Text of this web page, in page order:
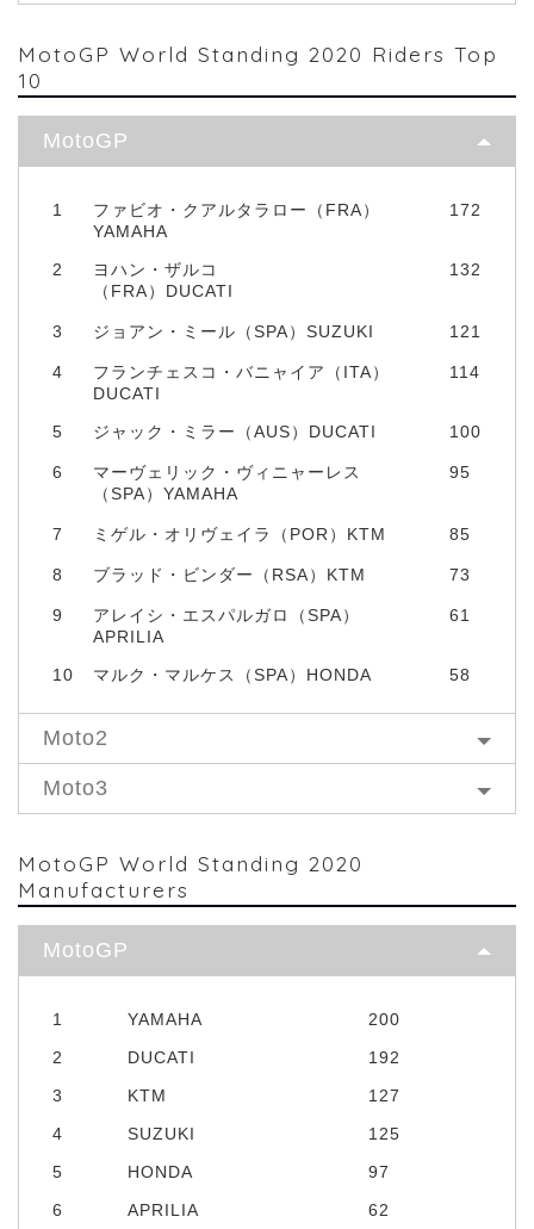
MotoGP World Standing 2020 Riders Top
10
MotoGP
1
ファビオ・クアルタラロー（FRA）
YAMAHA
172
2
ヨハン・ザルコ
（FRA）DUCATI
132
3 ジョアン・ミール（SPA）SUZUKI 121
4
フランチェスコ・バニャイア（ITA）
DUCATI
114
5 ジャック・ミラー（AUS）DUCATI 100
6
マーヴェリック・ヴィニャーレス
（SPA）YAMAHA
95
7 ミゲル・オリヴェイラ（POR）KTM 85
8 ブラッド・ビンダー（RSA）KTM 73
9
アレイシ・エスパルガロ（SPA）
APRILIA
61
10 マルク・マルケス（SPA）HONDA 58
Moto2
Moto3
MotoGP World Standing 2020
Manufacturers
MotoGP
1 YAMAHA
200
2
DUCATI
192
3
KTM
127
4
SUZUKI
125
5
HONDA
97
6
APRILIA 62